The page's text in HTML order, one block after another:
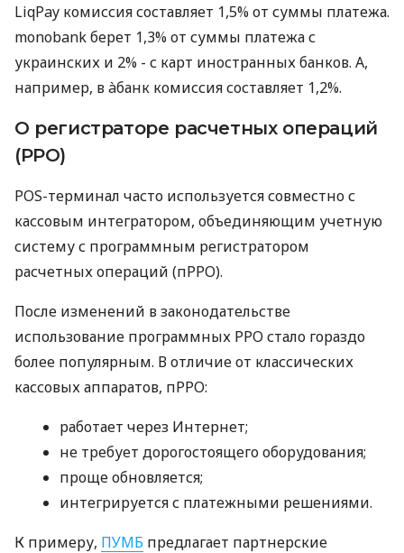
LiqPay комиссия составляет 1,5% от суммы платежа.
monobank берет 1,3% от суммы платежа с
украинских и 2% - с карт иностранных банков. А,
например, в àбанк комиссия составляет 1,2%.
О регистраторе расчетных операций
(РРО)
POS-терминал часто используется совместно с
кассовым интегратором, объединяющим учетную
систему с программным регистратором
расчетных операций (пРРО).
После изменений в законодательстве
использование программных РРО стало гораздо
более популярным. В отличие от классических
кассовых аппаратов, пРРО:
работает через Интернет;
не требует дорогостоящего оборудования;
проще обновляется;
интегрируется с платежными решениями.
К примеру, ПУМБ предлагает партнерские